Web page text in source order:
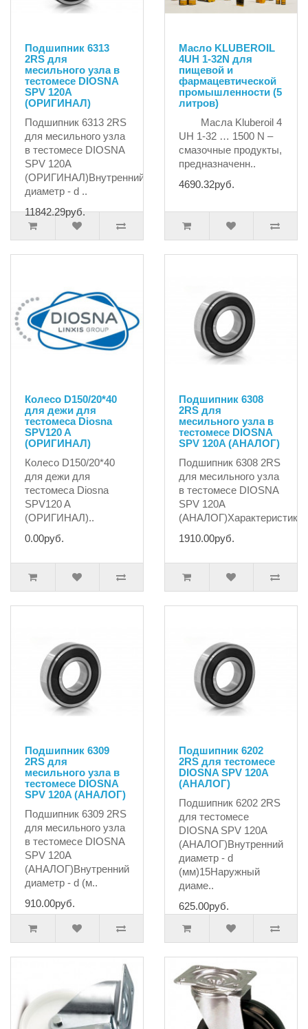
Подшипник 6313
2RS для
месильного узла в
тестомесе DIOSNA
SPV 120A
(ОРИГИНАЛ)
Подшипник 6313 2RS
для месильного узла
в тестомесе DIOSNA
SPV 120A
(ОРИГИНАЛ)Внутренний
диаметр - d ..
11842.29руб.
Масло KLUBEROIL
4UH 1-32N для
пищевой и
фармацевтической
промышленности (5
литров)
Масла Kluberoil 4
UH 1-32 … 1500 N –
смазочные продукты,
предназначенн..
4690.32руб.
Колесо D150/20*40
для дежи для
тестомеса Diosna
SPV120 A
(ОРИГИНАЛ)
Колесо D150/20*40
для дежи для
тестомеса Diosna
SPV120 A
(ОРИГИНАЛ)..
0.00руб.
Подшипник 6308
2RS для
месильного узла в
тестомесе DIOSNA
SPV 120A (АНАЛОГ)
Подшипник 6308 2RS
для месильного узла
в тестомесе DIOSNA
SPV 120A
1910.00руб.
Подшипник 6309
2RS для
месильного узла в
тестомесе DIOSNA
SPV 120A (АНАЛОГ)
Подшипник 6309 2RS
для месильного узла
в тестомесе DIOSNA
SPV 120A
(АНАЛОГ)Внутренний
диаметр - d (м..
910.00руб.
Подшипник 6202
2RS для тестомесе
DIOSNA SPV 120A
(АНАЛОГ)
Подшипник 6202 2RS
для тестомесе
DIOSNA SPV 120A
(АНАЛОГ)Внутренний
диаметр - d
(мм)15Наружный
диаме..
625.00руб.